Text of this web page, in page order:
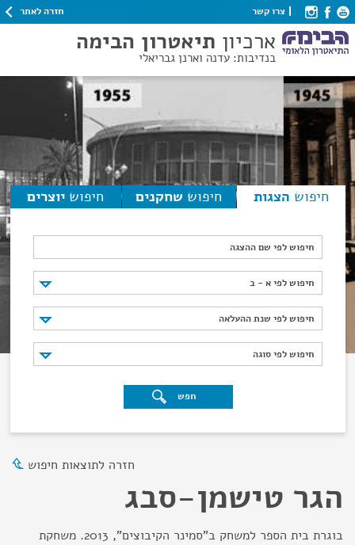
צרו קשר חזרה לאתר
ארכיון תיאטרון הבימה
בנדיבות: עדנה וארנן גבריאלי
חיפוש הצגות חיפוש שחקנים חיפוש יוצרים
חיפוש לפי שם ההצגה
חיפוש לפי א - ב
חיפוש לפי א - ב
חיפוש לפי שנת ההעלאה
חיפוש לפי שנת ההעלאה
חיפוש לפי סוגה
חיפוש לפי סוגה
חפש
חזרה לתוצאות חיפוש
הגר טישמן-סבג
בוגרת בית הספר למשחק ב"סמינר הקיבוצים", 2013. משחקת